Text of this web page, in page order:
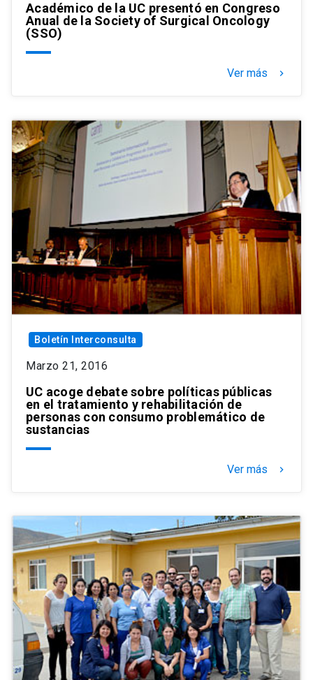
Académico de la UC presentó en Congreso
Anual de la Society of Surgical Oncology
(SSO)
Ver más keyboard_arrow_right
Boletín Interconsulta
Marzo 21, 2016
UC acoge debate sobre políticas públicas
en el tratamiento y rehabilitación de
personas con consumo problemático de
sustancias
Ver más keyboard_arrow_right